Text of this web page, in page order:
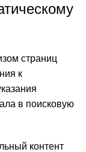
страниц
к
в поисковую
контент